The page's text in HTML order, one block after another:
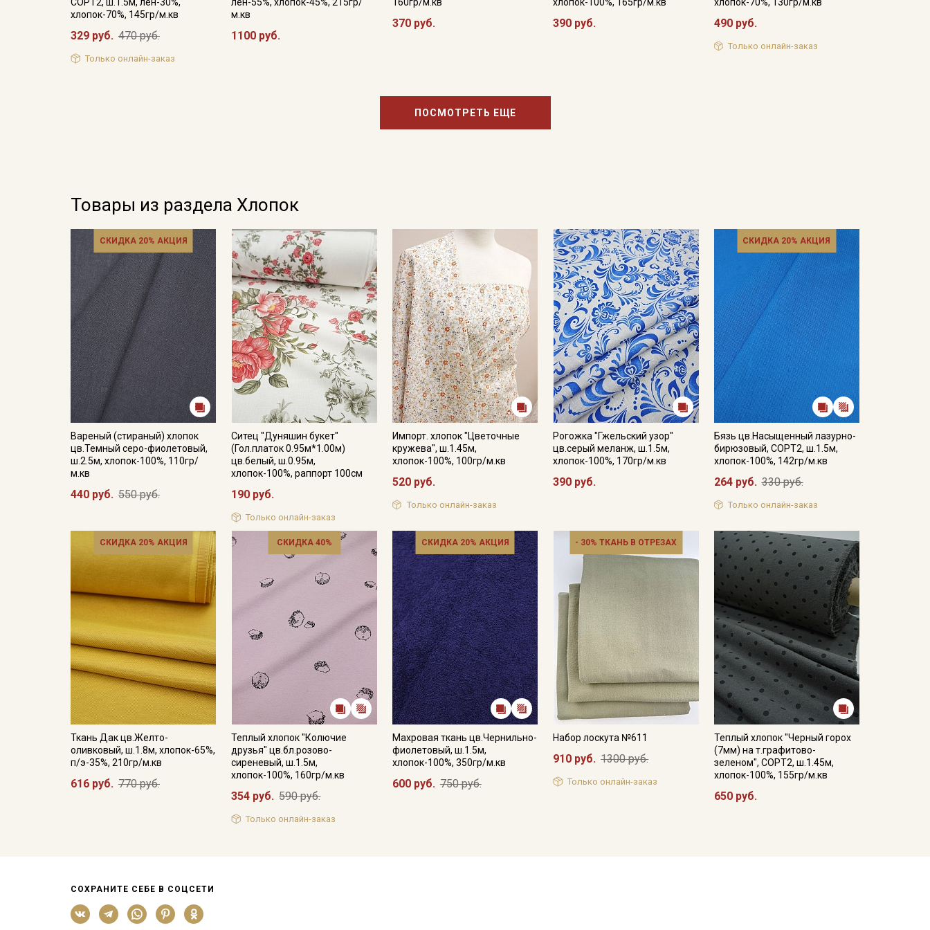
хлопок-70%, 145гр/м.кв
329 руб. 470 руб.
Только онлайн-заказ
м.кв
1100 руб.
370 руб. 390 руб. 490 руб.
Только онлайн-заказ
ПОСМОТРЕТЬ ЕЩЕ
Товары из раздела Хлопок
СКИДКА 20% АКЦИЯ
Вареный (стираный) хлопок
цв.Темный серо-фиолетовый,
ш.2.5м, хлопок-100%, 110гр/
м.кв
440 руб. 550 руб.
Ситец "Дуняшин букет"
(Гол.платок 0.95м*1.00м)
цв.белый, ш.0.95м,
хлопок-100%, раппорт 100см
190 руб.
Только онлайн-заказ
Импорт. хлопок "Цветочные
кружева", ш.1.45м,
хлопок-100%, 100гр/м.кв
520 руб.
Только онлайн-заказ
Рогожка "Гжельский узор"
цв.серый меланж, ш.1.5м,
хлопок-100%, 170гр/м.кв
390 руб.
СКИДКА 20% АКЦИЯ
Бязь цв.Насыщенный лазурно-
бирюзовый, СОРТ2, ш.1.5м,
хлопок-100%, 142гр/м.кв
264 руб. 330 руб.
Только онлайн-заказ
СКИДКА 20% АКЦИЯ
Ткань Дак цв.Желто-
оливковый, ш.1.8м, хлопок-65%,
п/э-35%, 210гр/м.кв
616 руб. 770 руб.
СКИДКА 40%
Теплый хлопок "Колючие
друзья" цв.бл.розово-
сиреневый, ш.1.5м,
хлопок-100%, 160гр/м.кв
354 руб. 590 руб.
Только онлайн-заказ
СКИДКА 20% АКЦИЯ
Махровая ткань цв.Чернильно-
фиолетовый, ш.1.5м,
хлопок-100%, 350гр/м.кв
600 руб. 750 руб.
- 30% ТКАНЬ В ОТРЕЗАХ
Набор лоскута №611
910 руб. 1300 руб.
Только онлайн-заказ
Теплый хлопок "Черный горох
(7мм) на т.графитово-
зеленом", СОРТ2, ш.1.45м,
хлопок-100%, 155гр/м.кв
650 руб.
СОХРАНИТЕ СЕБЕ В СОЦСЕТИ